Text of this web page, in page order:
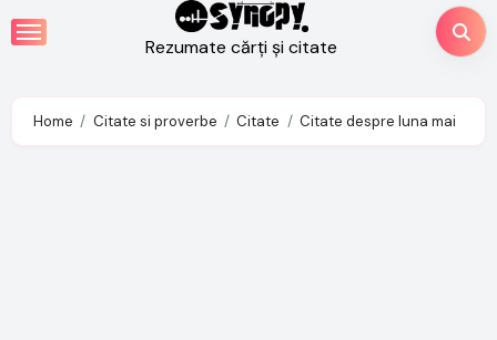
Skip
to
Rezumate cărți și citate
Home Citate si proverbe Citate Citate despre luna mai